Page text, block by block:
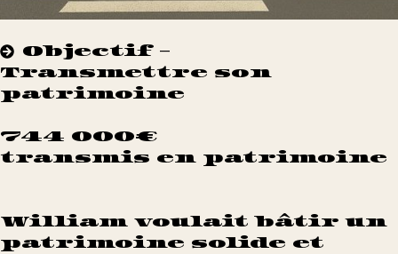
Objectif -
Transmettre son
patrimoine
744 000€
transmis en patrimoine
William voulait bâtir un
patrimoine solide et